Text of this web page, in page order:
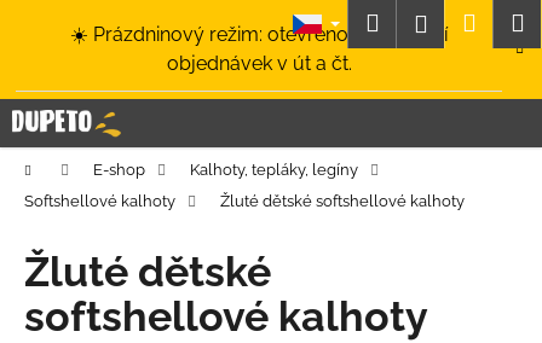
☀️ Prázdninový režim: otevřeno a odesílání
objednávek v út a čt.
HledatPřihlášení
Domů E-shop
Kalhoty, tepláky, legíny
Softshellové kalhoty
Žluté dětské softshellové kalhoty
Žluté dětské
softshellové kalhoty
í
k C
o
p
t
ř
e